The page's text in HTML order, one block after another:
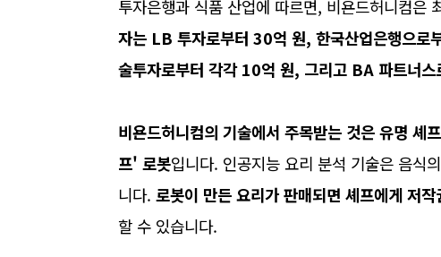
투자은행과 식품 산업에 따르면, 비욘드허니컴은
자는 LB 투자로부터 30억 원, 한국산업은행으
술투자로부터 각각 10억 원, 그리고 BA 파트너
비욘드허니컴의 기술에서 주목받는 것은 유명 셰
프' 로봇입니다. 인공지능 요리 분석 기술은 음식
니다. 로봇이 만든 요리가 판매되면 셰프에게 저
할 수 있습니다.